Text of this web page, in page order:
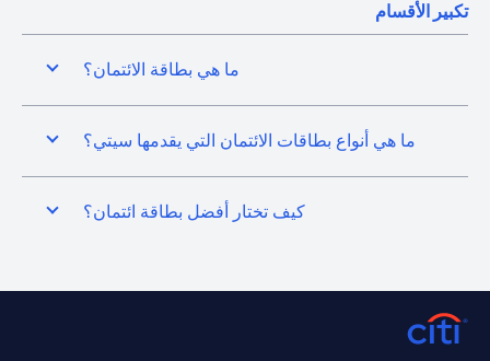
تكبير الأقسام
ما هي بطاقة الائتمان؟
ما هي أنواع بطاقات الائتمان التي يقدمها سيتي؟
كيف تختار أفضل بطاقة ائتمان؟